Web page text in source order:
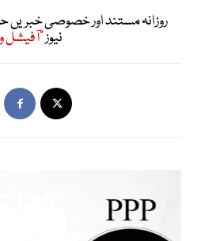
روزانہ مستند اور خصوصی
نیوز"آفیشل